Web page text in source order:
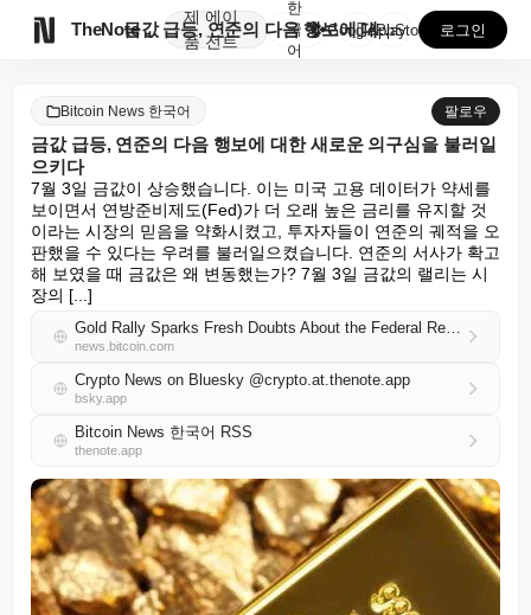
TheNote
제
품
에이
전트
금값 급등, 연준의 다음 행보에 대한 새로운 의구심을 ...
한
국
어
GooglePlay
AppStore 로그인
Bitcoin News 한국어 팔로우
금값 급등, 연준의 다음 행보에 대한 새로운 의구심을 불러일
으키다
7월 3일 금값이 상승했습니다. 이는 미국 고용 데이터가 약세를
보이면서 연방준비제도(Fed)가 더 오래 높은 금리를 유지할 것
이라는 시장의 믿음을 약화시켰고, 투자자들이 연준의 궤적을 오
판했을 수 있다는 우려를 불러일으켰습니다. 연준의 서사가 확고
해 보였을 때 금값은 왜 변동했는가? 7월 3일 금값의 랠리는 시
장의 [...]
Gold Rally Sparks Fresh Doubts About the Federal Reserve’s Next Move
news.bitcoin.com
Crypto News on Bluesky @crypto.at.thenote.app
bsky.app
Bitcoin News 한국어 RSS
thenote.app